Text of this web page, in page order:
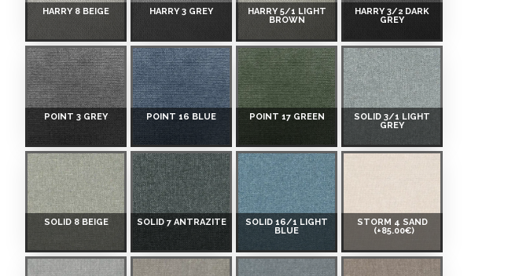
HARRY 8 BEIGE HARRY 3 GREY
HARRY 5/1 LIGHT
BROWN
HARRY 3/2 DARK
GREY
POINT 3 GREY POINT 16 BLUE POINT 17 GREEN
SOLID 3/1 LIGHT
GREY
SOLID 8 BEIGE SOLID 7 ANTRAZITE
SOLID 16/1 LIGHT
BLUE
STORM 4 SAND
(+85.00€)